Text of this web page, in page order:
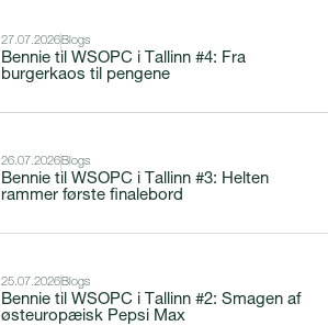
27.07.2026Blogs
Bennie til WSOPC i Tallinn #4: Fra
burgerkaos til pengene
26.07.2026Blogs
Bennie til WSOPC i Tallinn #3: Helten
rammer første finalebord
25.07.2026Blogs
Bennie til WSOPC i Tallinn #2: Smagen af
østeuropæisk Pepsi Max